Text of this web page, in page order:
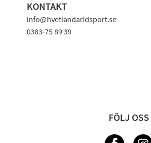
KONTAKT
info@hvetlandaridsport.se
0383-75 89 39
FÖLJ OSS